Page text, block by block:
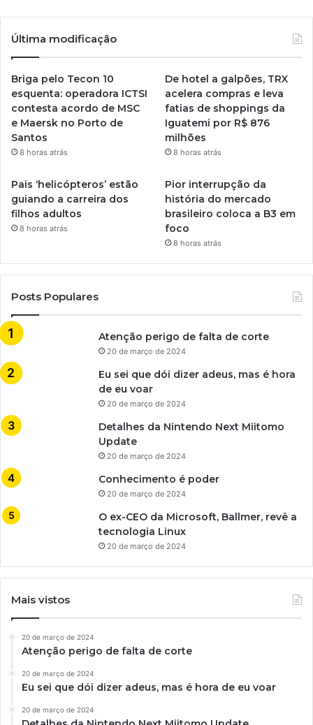
Última modificação
Briga pelo Tecon 10
esquenta: operadora ICTSI
contesta acordo de MSC
e Maersk no Porto de
Santos
8 horas atrás
De hotel a galpões, TRX
acelera compras e leva
fatias de shoppings da
Iguatemi por R$ 876
milhões
8 horas atrás
Pais ‘helicópteros’ estão
guiando a carreira dos
filhos adultos
8 horas atrás
Pior interrupção da
história do mercado
brasileiro coloca a B3 em
foco
8 horas atrás
Posts Populares
Atenção perigo de falta de corte
20 de março de 2024
Eu sei que dói dizer adeus, mas é hora
de eu voar
20 de março de 2024
Detalhes da Nintendo Next Miitomo
Update
20 de março de 2024
Conhecimento é poder
20 de março de 2024
O ex-CEO da Microsoft, Ballmer, revê a
tecnologia Linux
20 de março de 2024
Mais vistos
20 de março de 2024
Atenção perigo de falta de corte
20 de março de 2024
Eu sei que dói dizer adeus, mas é hora de eu voar
20 de março de 2024